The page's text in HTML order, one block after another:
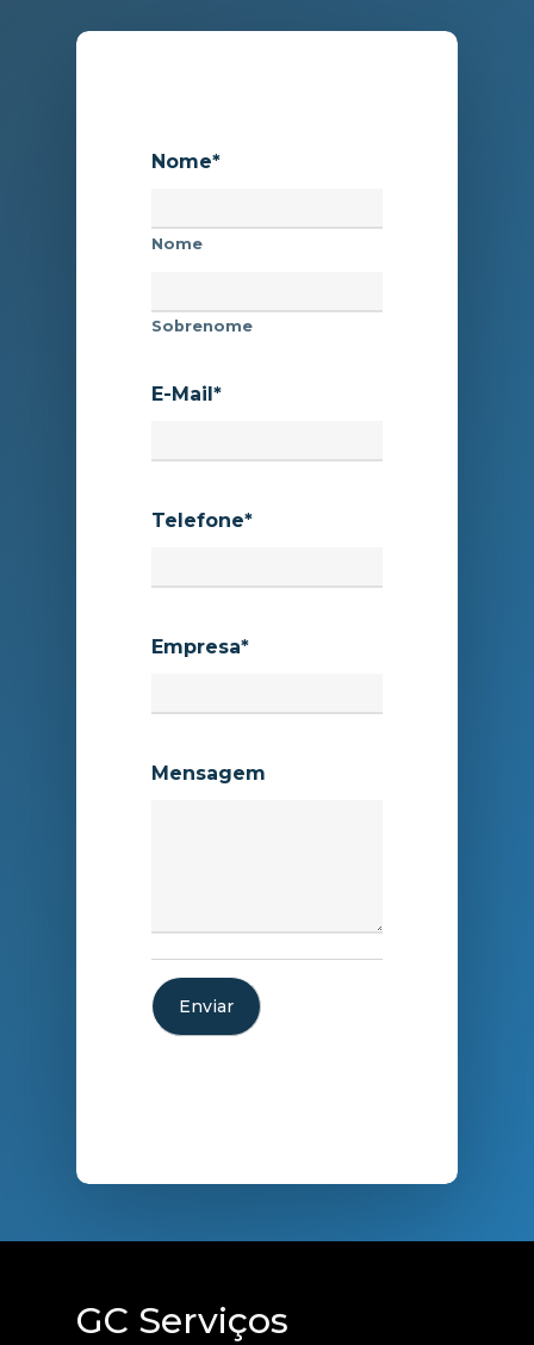
Nome*
Nome
Sobrenome
E-Mail*
Telefone*
Empresa*
Mensagem
GC Serviços